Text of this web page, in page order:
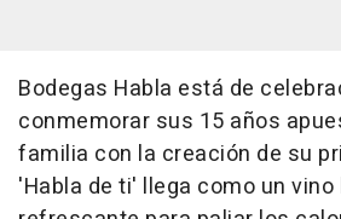
Bodegas Habla está de
conmemorar sus 15 años
familia con la creación de su
'Habla de ti' llega como un